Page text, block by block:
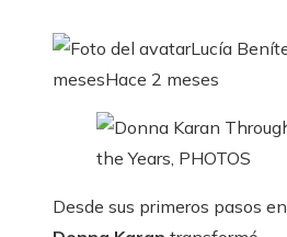
Lucía
mesesHace 2 meses
Desde sus primeros pasos